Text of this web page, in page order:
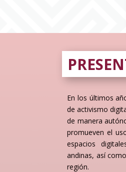
En los últimos
de activismo
de manera
promueven el
espacios
andinas, así
región.